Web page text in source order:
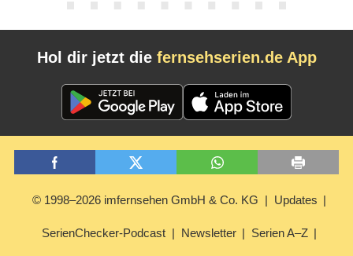
Hol dir jetzt die fernsehserien.de App
© 1998–2026 imfernsehen GmbH & Co. KG Updates
SerienChecker-Podcast Newsletter Serien A–Z